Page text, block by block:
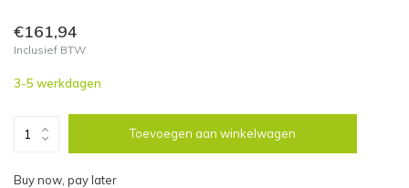
Dagmaat lichtkoepel: 40x100 cm - €277,26
€161,94
Inclusief BTW
3-5 werkdagen
Toevoegen aan winkelwagen
Buy now, pay later